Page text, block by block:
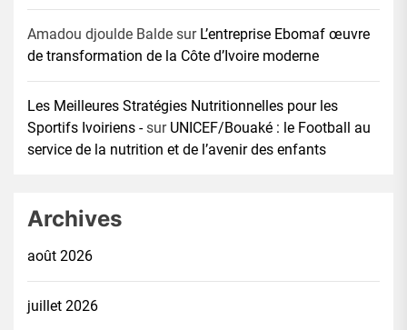
Amadou djoulde Balde sur L’entreprise Ebomaf œuvre
de transformation de la Côte d’Ivoire moderne
Les Meilleures Stratégies Nutritionnelles pour les
Sportifs Ivoiriens -sur UNICEF/Bouaké : le Football au
service de la nutrition et de l’avenir des enfants
Archives
août 2026
juillet 2026